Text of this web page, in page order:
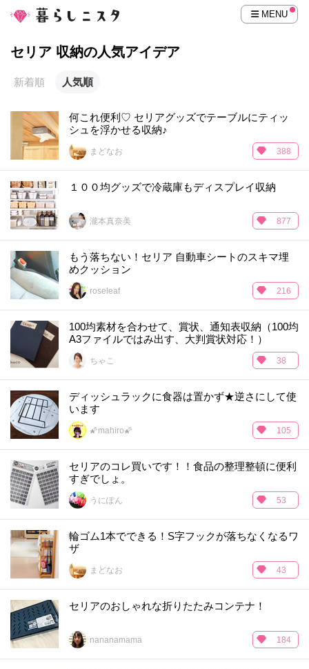
MENU
セリア 収納の人気アイデア
新着順 人気順
何これ便利♡ セリアグッズでテーブルにティッ
シュを浮かせる収納♪
まどなお 388
１００均グッズで冷蔵庫もディスプレイ収納
瀧本真奈美 877
もう落ちない！セリア 自動車シートのスキマ埋
めクッション
roseleaf 216
100均素材を合わせて、賞状、通知表収納（100均
A3ファイルではみ出す、大判賞状対応！）
ちゃこ 38
ディッシュラックに食器は置かず★逆さにして使
います
🌠mahiro🌠 105
セリアのコレ買いです！！食品の整理整頓に便利
すぎでしょ。
うにぽん 53
輪ゴム1本でできる！S字フックが落ちなくなるワ
ザ
まどなお 43
セリアのおしゃれな折りたたみコンテナ！
nananamama 184